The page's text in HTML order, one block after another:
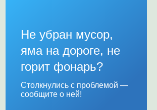
Не убран мусор,
яма на дороге, не
горит фонарь?
Столкнулись с проблемой —
сообщите о ней!